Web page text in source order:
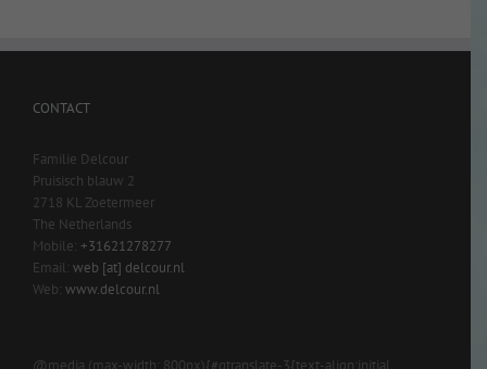
CONTACT
Familie Delcour
Pruisisch blauw 2
2718 KL Zoetermeer
The Netherlands
Mobile: +31621278277
Email: web [at] delcour.nl
Web: www.delcour.nl
@media (max-width: 800px){#gtranslate-3{text-align:initial